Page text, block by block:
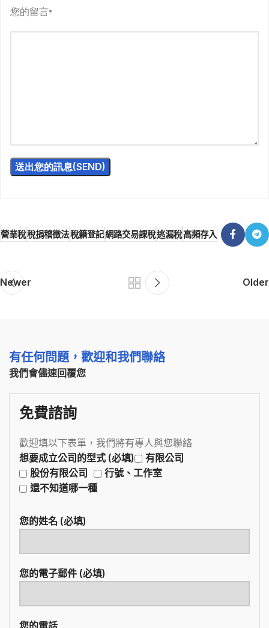
您的留言*
營業稅稅捐稽徵法稅籍登記網路交易課稅逃漏稅高頻存入
Newer Older
有任何問題，歡迎和我們聯絡
我們會儘速回覆您
免費諮詢
歡迎填以下表單，我們將有專人與您聯絡
想要成立公司的型式 (必填)
有限公司
股份有限公司
行號、工作室
還不知道哪一種
您的姓名 (必填)
您的電子郵件 (必填)
您的電話